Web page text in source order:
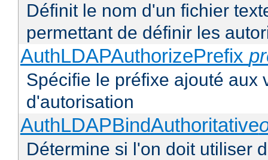
Définit le nom d'un fichier
permettant de définir les
AuthLDAPAuthorizePrefix
Spécifie le préfixe ajouté aux
d'autorisation
AuthLDAPBindAuthoritative
Détermine si l'on doit utiliser